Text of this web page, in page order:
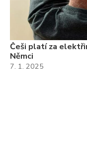
Češi platí za
Němci
7. 1. 2025